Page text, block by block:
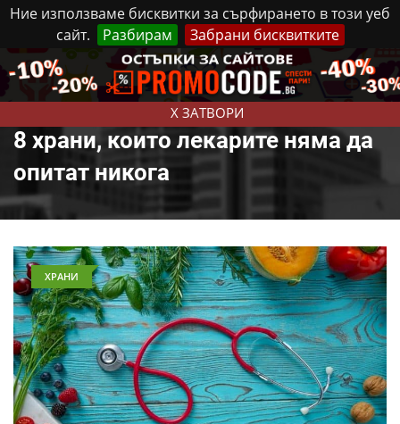
Ние използваме бисквитки за сърфирането в този уеб
сайт.
Разбирам Забрани бисквитките
X ЗАТВОРИ
Петък, 7 Август, 2026 Реклама Контакти
8 храни, които лекарите няма да
опитат никога
ХРАНИ